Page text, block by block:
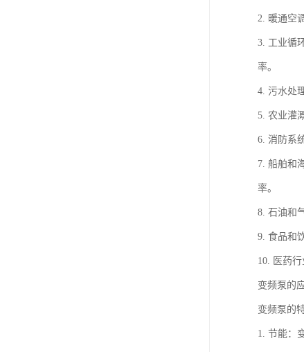
2. 暖通空
3. 工业循
率。
4. 污水处
5. 农业灌
6. 消防系
7. 船舶和
率。
8. 石油和
9. 食品和
10. 医药
变频泵的
变频泵的
1. 节能：